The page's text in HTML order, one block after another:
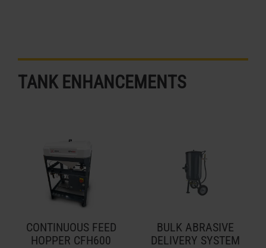
TANK ENHANCEMENTS
CONTINUOUS FEED
HOPPER CFH600
BULK ABRASIVE
DELIVERY SYSTEM